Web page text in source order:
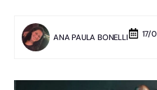
ANA PAULA BONELLI 17/